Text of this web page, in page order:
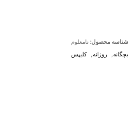
شناسه محصول: نامعلوم
بچگانه روزانه کلیپس